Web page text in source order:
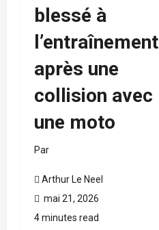
blessé à
l’entraînement
après une
collision avec
une moto
Par
Arthur Le Neel
mai 21, 2026
4 minutes read